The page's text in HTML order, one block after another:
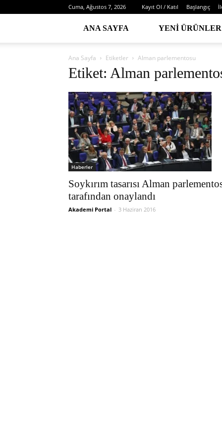
Cuma, Ağustos 7, 2026 Kayıt Ol / Katıl Başlangıç
ANA SAYFA YENI ÜRÜNLER
Ana Sayfa Etiketler Alman parlementosu
Etiket: Alman
Haberler
Soykırım tasarısı Alman
tarafından onaylandı
Akademi Portal - 3 Haziran 2016